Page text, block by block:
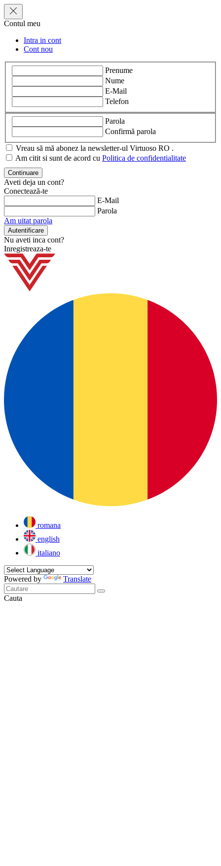
Contul meu
Intra in cont
Cont nou
Prenume
Nume
E-Mail
Telefon
Parola
Confirmă parola
Vreau să mă abonez la newsletter-ul Virtuoso RO .
Am citit si sunt de acord cu Politica de confidentialitate
Aveti deja un cont?
Conectează-te
E-Mail
Parola
Am uitat parola
Nu aveti inca cont?
Inregistreaza-te
romana
english
italiano
Powered by Translate
Cauta